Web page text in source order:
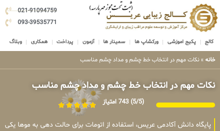
021-91094759
093-39535771
کالج پکیج اموزشی ورکشاپ ها سمینار ها آزمون پرداخت همکاری وبلاگ
خانه » نکات مهم در انتخاب خط چشم و مداد چشم مناسب
نکات مهم در انتخاب خط چشم و مداد چشم مناسب
(5/5) 743 امتیاز
پایگاه دانش آکادمی عریس، استفاده از اتومات برای حالت دهی به موها یکی